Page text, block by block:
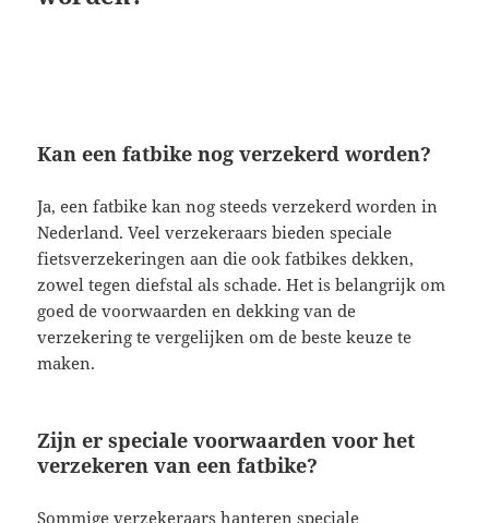
Kan een fatbike nog verzekerd worden?
Ja, een fatbike kan nog steeds verzekerd worden in
Nederland. Veel verzekeraars bieden speciale
fietsverzekeringen aan die ook fatbikes dekken,
zowel tegen diefstal als schade. Het is belangrijk om
goed de voorwaarden en dekking van de
verzekering te vergelijken om de beste keuze te
maken.
Zijn er speciale voorwaarden voor het
verzekeren van een fatbike?
Sommige verzekeraars hanteren speciale